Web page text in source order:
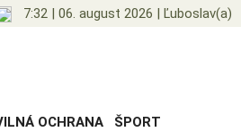
7:32 | 06. august 2026 | Ľuboslav(a)
OCHRANA ŠPORT